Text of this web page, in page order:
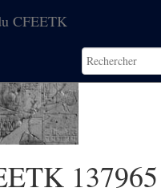
CFEETK
137965